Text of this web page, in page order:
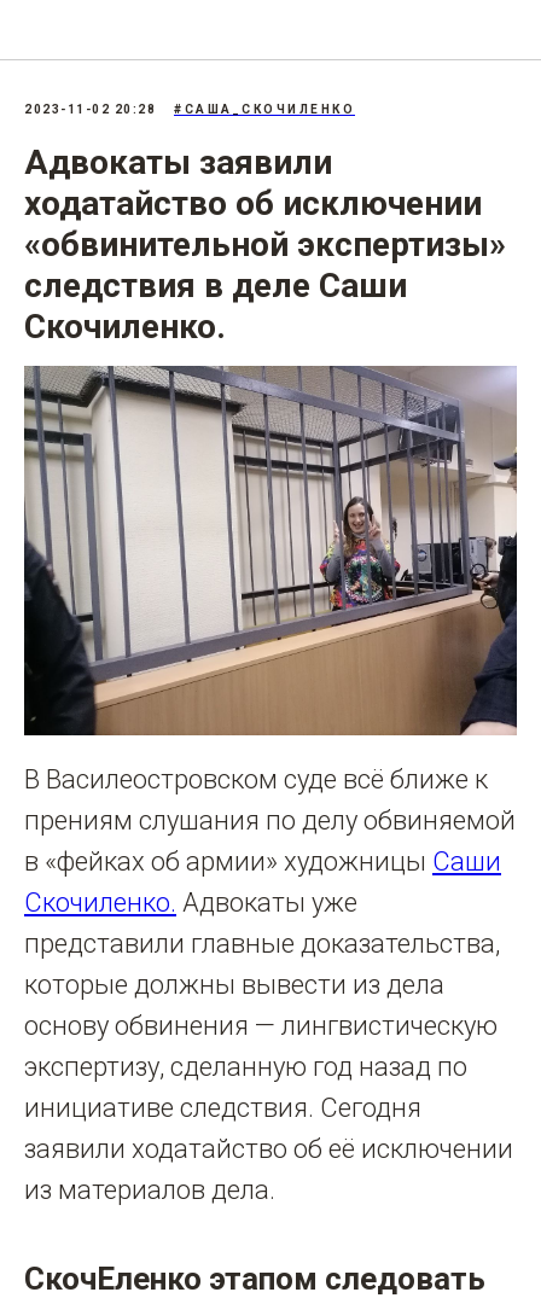
2023-11-02 20:28 #САША_СКОЧИЛЕНКО
Адвокаты заявили
ходатайство об исключении
«обвинительной экспертизы»
следствия в деле Саши
Скочиленко.
В Василеостровском суде всё ближе к
прениям слушания по делу обвиняемой
в «фейках об армии» художницы Саши
Скочиленко. Адвокаты уже
представили главные доказательства,
которые должны вывести из дела
основу обвинения — лингвистическую
экспертизу, сделанную год назад по
инициативе следствия. Сегодня
заявили ходатайство об её исключении
из материалов дела.
СкочЕленко этапом следовать